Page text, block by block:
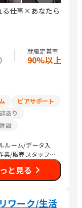
る仕事×あなたら
就職定着率
90%以上
ピアサポート
あり
設
ルーム/データ入
業/販売スタッフ・
/DTPオペレータ
ラマ/セキュリテ
報システム/CADオ
と見る
ワーク/生活